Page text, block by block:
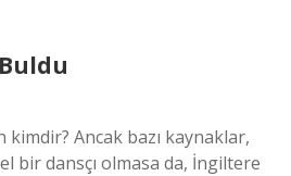
Ancak bazı kaynaklar,
bir dansçı olmasa da, İngiltere